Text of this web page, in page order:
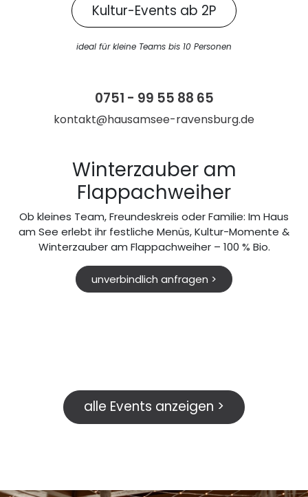
Kultur-Events ab 2P
ideal für kleine Teams bis 10 Personen
0751 - 99 55 88 65
kontakt@hausamsee-ravensburg.de
Winterzauber am
Flappachweiher
Ob kleines Team, Freundeskreis oder Familie: Im Haus
am See erlebt ihr festliche Menüs, Kultur-Momente &
Winterzauber am Flappachweiher – 100 % Bio.
unverbindlich anfragen >
alle Events anzeigen >